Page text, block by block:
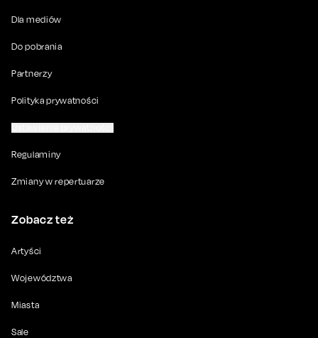
Dla mediów
Do pobrania
Partnerzy
Polityka prywatności
Regulaminy
Zmiany w repertuarze
Zobacz też
Artyści
Województwa
Miasta
Sale